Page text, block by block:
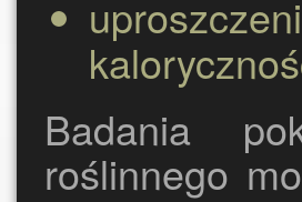
Badania
roślinnego